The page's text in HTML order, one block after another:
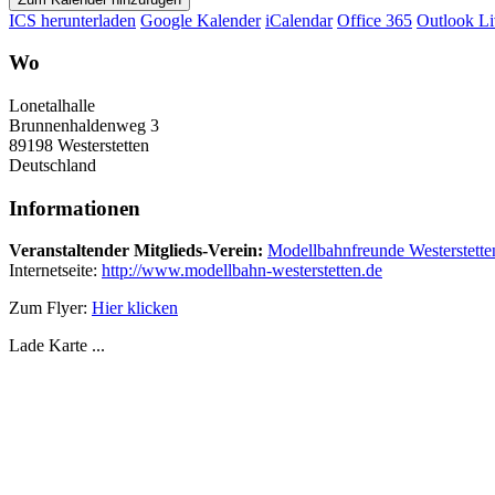
ICS herunterladen Google Kalender iCalendar Office 365 Outlook
Wo
Lonetalhalle
Brunnenhaldenweg 3
89198 Westerstetten
Deutschland
Informationen
Veranstaltender Mitglieds-Verein: Modellbahnfreunde
Internetseite: http://www.modellbahn-westerstetten.de
Zum Flyer: Hier klicken
Lade Karte ...